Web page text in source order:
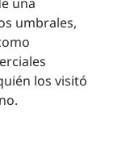
umbrales,
los visitó